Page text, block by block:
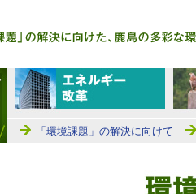
「環境課題」の解決に向けて